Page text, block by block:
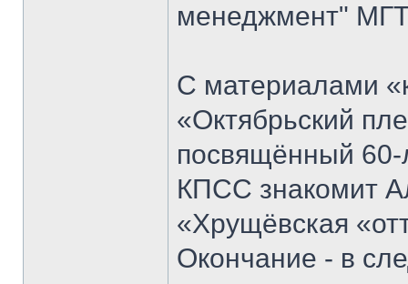
менеджмент"
С материалами
«Октябрьский
посвящённый 60-
КПСС знакомит
«Хрущёвская
Окончание - в